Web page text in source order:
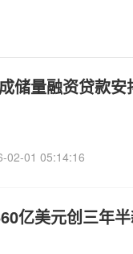
储量融资贷款安
02-01 05:14:16
亿美元创三年